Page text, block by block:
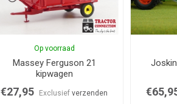
Op voorraad
Massey Ferguson 21
kipwagen
€27,95 Exclusiefverzenden